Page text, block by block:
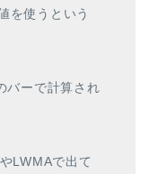
を使うという
バーで計算され
LWMAで出て